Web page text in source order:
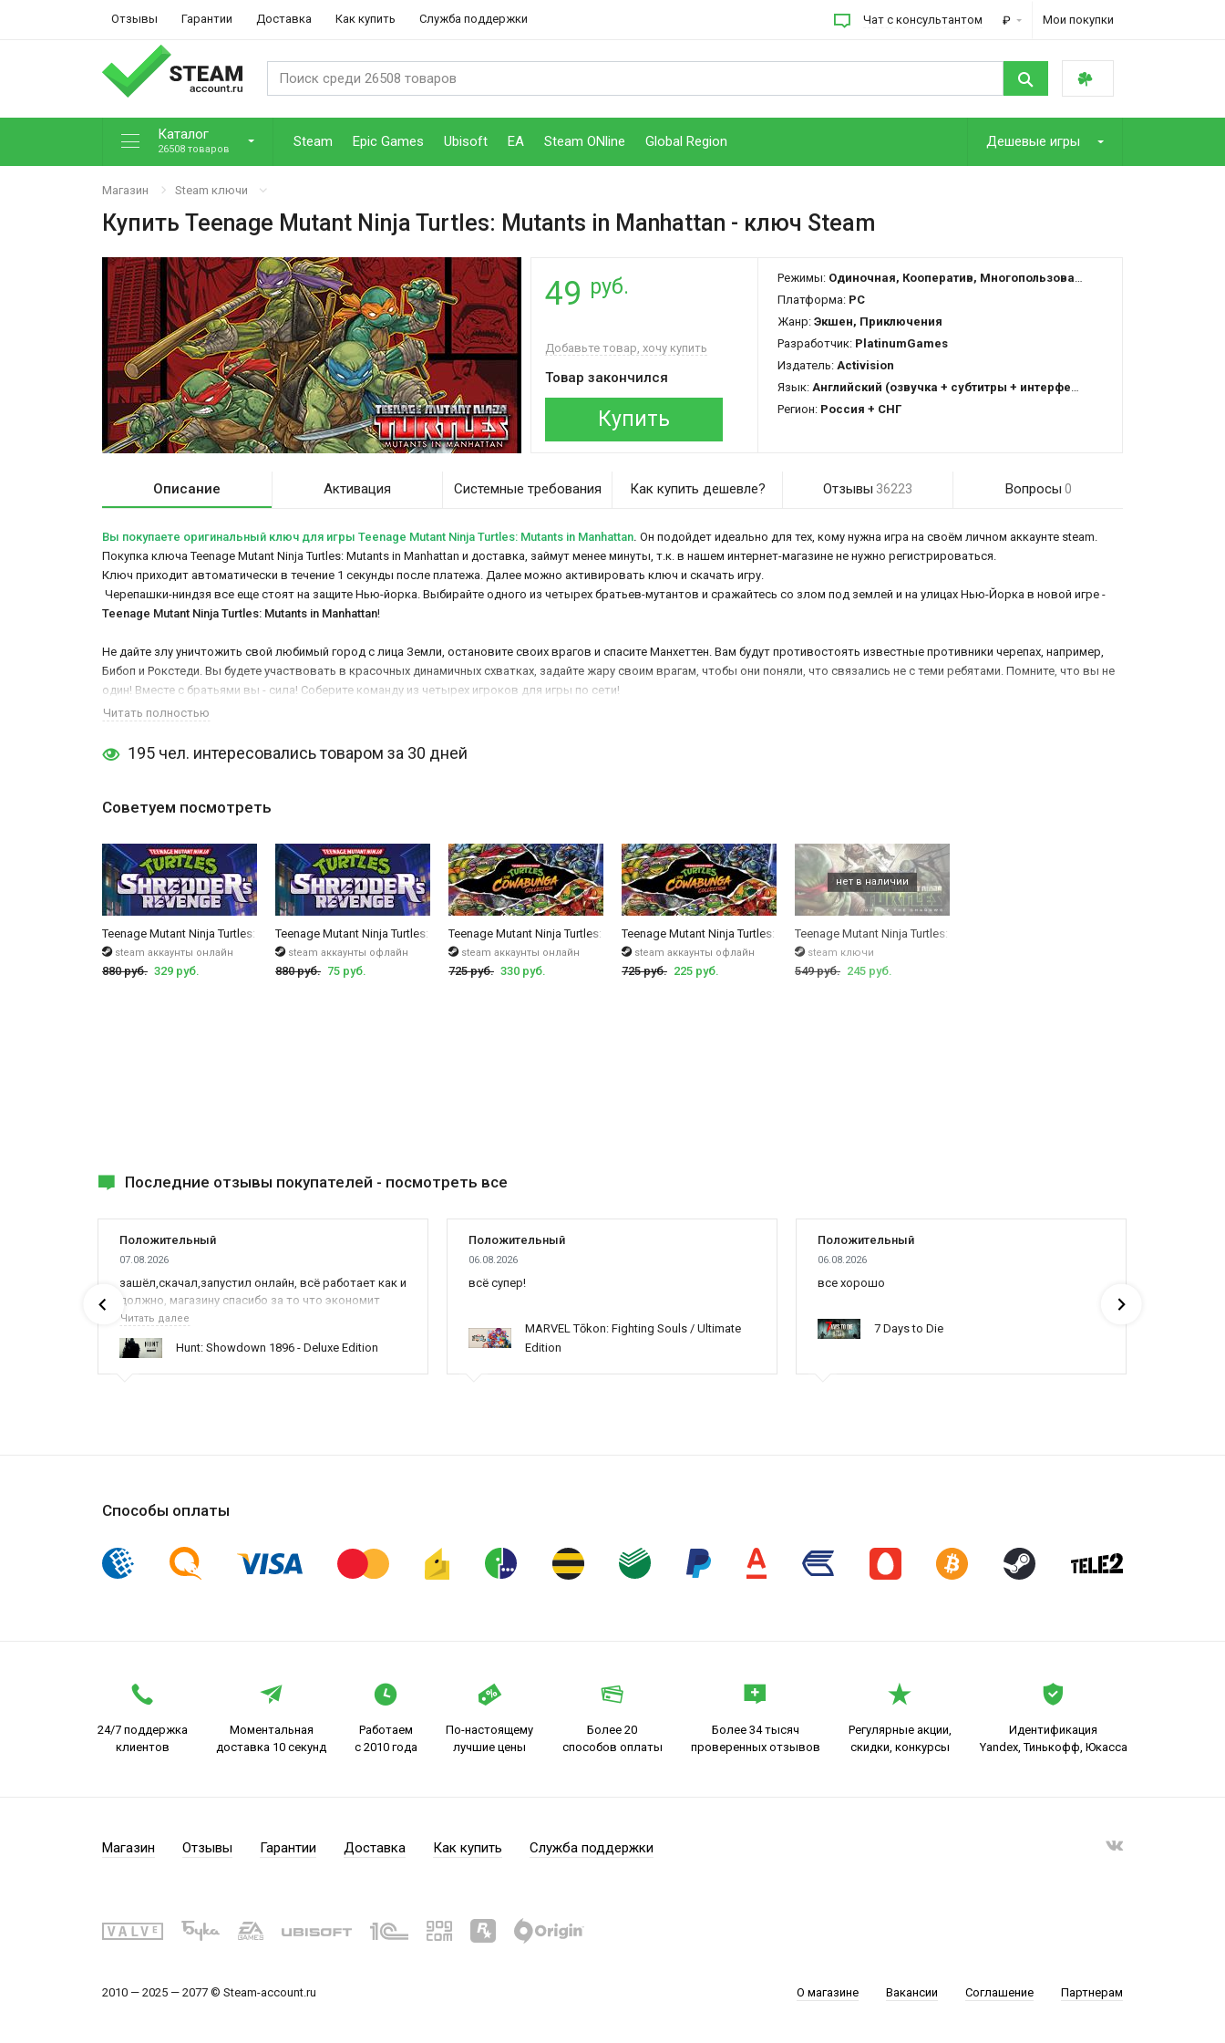
Отзывы Гарантии Доставка Как купить Служба поддержки Чат с консультантом ₽ Мои покупки
Каталог
26508 товаров Steam Epic Games Ubisoft EA Steam ONline Global Region Дешевые игры
Магазин Steam ключи
Купить Teenage Mutant Ninja Turtles: Mutants in Manhattan - ключ Steam
49 руб.
Добавьте товар, хочу купить
Товар закончился
Купить
Режимы: Одиночная, Кооператив, Многопользовательская
Платформа: PC
Жанр: Экшен, Приключения
Разработчик: PlatinumGames
Издатель: Activision
Язык: Английский (озвучка + субтитры + интерфейс)
Регион: Россия + СНГ
Описание Активация Системные требования Как купить дешевле? Отзывы 36223 Вопросы 0
Вы покупаете оригинальный ключ для игры Teenage Mutant Ninja Turtles: Mutants in Manhattan. Он подойдет идеально для тех, кому нужна игра на своём личном аккаунте steam.
Покупка ключа Teenage Mutant Ninja Turtles: Mutants in Manhattan и доставка, займут менее минуты, т.к. в нашем интернет-магазине не нужно регистрироваться.
Ключ приходит автоматически в течение 1 секунды после платежа. Далее можно активировать ключ и скачать игру.
Черепашки-ниндзя все еще стоят на защите Нью-йорка. Выбирайте одного из четырех братьев-мутантов и сражайтесь со злом под землей и на улицах Нью-Йорка в новой игре -
Teenage Mutant Ninja Turtles: Mutants in Manhattan!
Не дайте злу уничтожить свой любимый город с лица Земли, остановите своих врагов и спасите Манхеттен. Вам будут противостоять известные противники черепах, например,
Бибоп и Рокстеди. Вы будете участвовать в красочных динамичных схватках, задайте жару своим врагам, чтобы они поняли, что связались не с теми ребятами. Помните, что вы не
один! Вместе с братьями вы - сила! Соберите команду из четырех игроков для игры по сети!
Читать полностью
195 чел. интересовались товаром за 30 дней
Советуем посмотреть
Teenage Mutant Ninja Turtles: Shredder's Revenge
steam аккаунты онлайн
880 руб. 329 руб.
Teenage Mutant Ninja Turtles: Shredder's Revenge
steam аккаунты офлайн
880 руб. 75 руб.
Teenage Mutant Ninja Turtles: The Cowabunga Collection
steam аккаунты онлайн
725 руб. 330 руб.
Teenage Mutant Ninja Turtles: The Cowabunga Collection
steam аккаунты офлайн
725 руб. 225 руб.
Teenage Mutant Ninja Turtles: Out of the Shadows
steam ключи
549 руб. 245 руб.
Последние отзывы покупателей - посмотреть все
Положительный
07.08.2026
зашёл,скачал,запустил онлайн, всё работает как и
должно, магазину спасибо за то что экономит
наше время,нервы и деньги, ребята вы красава
всех только вы и оказываете помощь
Читать далее
Hunt: Showdown 1896 - Deluxe Edition
Положительный
06.08.2026
всё супер!
MARVEL Tōkon: Fighting Souls / Ultimate
Edition
Положительный
06.08.2026
все хорошо
7 Days to Die
Способы оплаты
24/7 поддержка
клиентов
Моментальная
доставка 10 секунд
Работаем
с 2010 года
По-настоящему
лучшие цены
Более 20
способов оплаты
Более 34 тысяч
проверенных отзывов
Регулярные акции,
скидки, конкурсы
Идентификация
Yandex, Тинькофф, Юкасса
Магазин Отзывы Гарантии Доставка Как купить Служба поддержки
2010 — 2025 — 2077 © Steam-account.ru О магазине Вакансии Соглашение Партнерам